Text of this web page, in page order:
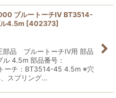
ブルートーチIV BT3514-
4.5m [402373]
部品 ブルートーチIV用 部品
4.5m 部品番号：
ーチ：BT3514-45 4.5m ※穴
スプリング…